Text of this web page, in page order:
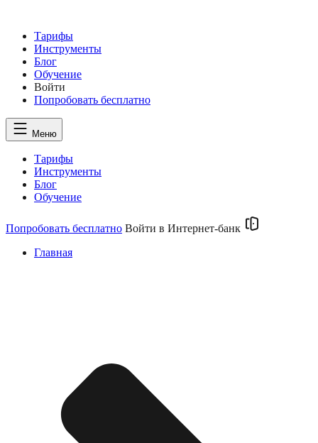
Тарифы
Инструменты
Блог
Обучение
Войти
Попробовать бесплатно
Меню
Тарифы
Инструменты
Блог
Обучение
Попробовать бесплатно Войти в Интернет-банк
Главная